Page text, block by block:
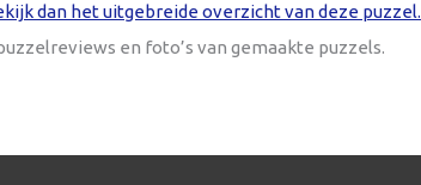
dan het uitgebreide overzicht van deze puzzel.
en foto’s van gemaakte puzzels.